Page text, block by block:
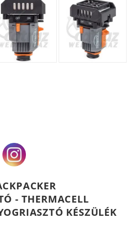
- THERMACELL
KÉSZÜLÉK